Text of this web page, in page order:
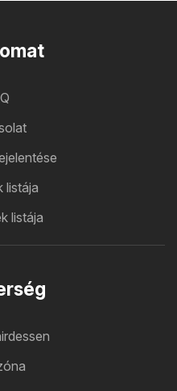
listája
listája